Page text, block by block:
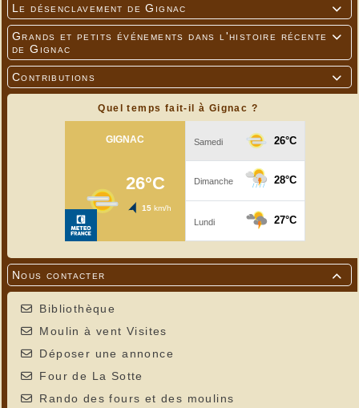

Le désenclavement de Gignac

Grands et petits événements dans l'histoire récente
de Gignac

Contributions
Quel temps fait-il à Gignac ?

Nous contacter
Bibliothèque
Moulin à vent Visites
Déposer une annonce
Four de La Sotte
Rando des fours et des moulins